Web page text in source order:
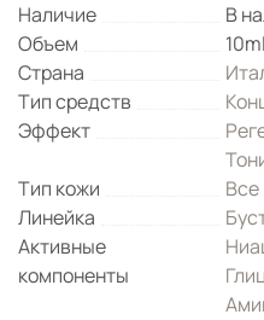
Наличие
В
Объем
10ml
Страна
Тип средств
Эффект
Тип кожи
Все
Линейка
Активные
компоненты